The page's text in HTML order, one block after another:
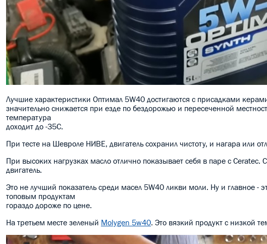
Лучшие характеристики Оптимал 5W40 достигаются с присадками
значительно снижается при езде по бездорожью и пересеченной
температура
доходит до -35С.
При тесте на Шевроле НИВЕ, двигатель сохранил чистоту, и нагара или
При высоких нагрузках масло отлично показывает себя в паре с
двигатель.
Это не лучший показатель среди масел 5W40 ликви моли. Ну и главное
топовым продуктам
гораздо дороже по цене.
На третьем месте зеленый Molygen 5w40. Это вязкий продукт с низкой